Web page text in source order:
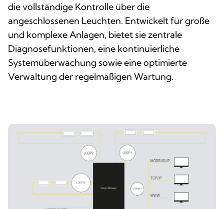
die vollständige Kontrolle über die
angeschlossenen Leuchten. Entwickelt für große
und komplexe Anlagen, bietet sie zentrale
Diagnosefunktionen, eine kontinuierliche
Systemüberwachung sowie eine optimierte
Verwaltung der regelmäßigen Wartung.